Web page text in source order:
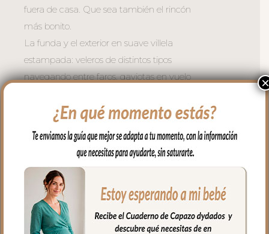
fuera de casa. Que sea también el rincón
más bonito.
La funda y el exterior en suave villela
estampada: veleros de distintos tipos
navegando entre faros, gaviotas en vuelo
evoca la serenidad del Mediterráneo en
en piqué de algodón Roma Tostado para
lograr una armonía perfecta.
Cremalleras laterales para usar como
necesites y la opción de quitar la tapa
entera para usar la funda como
colchoneta de capazo.
×